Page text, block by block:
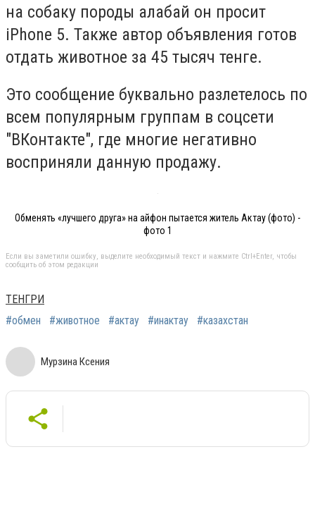
на собаку породы алабай он просит
iPhone 5. Также автор объявления готов
отдать животное за 45 тысяч тенге.
Это сообщение буквально разлетелось по
всем популярным группам в соцсети
"ВКонтакте", где многие негативно
восприняли данную продажу.
Обменять «лучшего друга» на айфон пытается житель Актау (фото) -
фото 1
Если вы заметили ошибку, выделите необходимый текст и нажмите Ctrl+Enter, чтобы
сообщить об этом редакции
ТЕНГРИ
#обмен
#животное #актау #инактау #казахстан
Мурзина Ксения